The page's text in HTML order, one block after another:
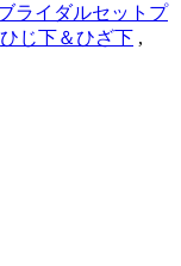
ライダルセットプ
ひじ下＆ひざ下 ,